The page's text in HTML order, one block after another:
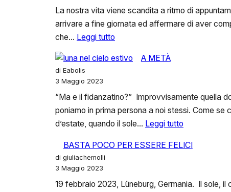
La nostra vita viene scandita a ritmo di
arrivare a fine giornata ed affermare di aver
che… Leggi tutto
l’attimo
A METÀ
di Eabolis
3 Maggio 2023
“Ma e il fidanzatino?” Improvvisamente quella
poniamo in prima persona a noi stessi. Come
d’estate, quando il sole… Leggi tutto
METÀ
BASTA POCO PER ESSERE FELICI
di giuliachemolli
3 Maggio 2023
19 febbraio 2023, Lüneburg, Germania. Il sole,